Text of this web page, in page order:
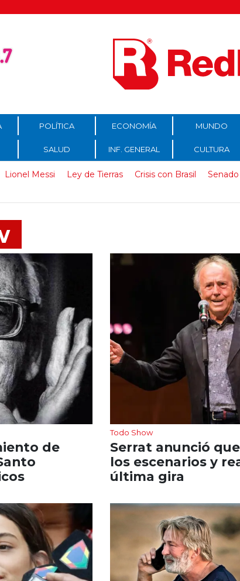
POLÍTICA ECONOMÍA MUNDO
SALUD INF. GENERAL CULTURA
Lionel Messi Ley de Tierras Crisis con Brasil Senado
de
Todo Show
Serrat anunció
los escenarios y
última gira